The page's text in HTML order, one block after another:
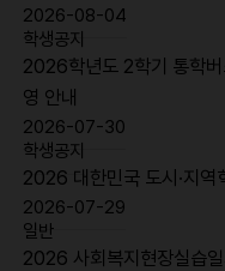
2026-08-04
학생공지
2026학년도 2학기 통학
영 안내
2026-07-30
학생공지
2026 대한민국 도시·지역
2026-07-29
일반
2026 사회복지현장실습